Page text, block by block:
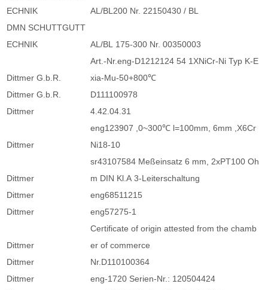
ECHNIK
AL/BL200 Nr. 22150430 / BL
DMN SCHUTTGUTT
ECHNIK
AL/BL 175-300 Nr. 00350003
Dittmer G.b.R.
Art.-Nr.eng-D1212124 54 1XNiCr-Ni Typ K-E
xia-Mu-50+800℃
Dittmer G.b.R.
D111100978
Dittmer
4.42.04.31
Dittmer
eng123907 ,0~300℃ l=100mm, 6mm ,X6Cr
Ni18-10
Dittmer
sr43107584 Meßeinsatz 6 mm, 2xPT100 Oh
m DIN Kl.A 3-Leiterschaltung
Dittmer
eng68511215
Dittmer
eng57275-1
Dittmer
Certificate of origin attested from the chamb
er of commerce
Dittmer
Nr.D110100364
Dittmer
eng-1720 Serien-Nr.: 120504424